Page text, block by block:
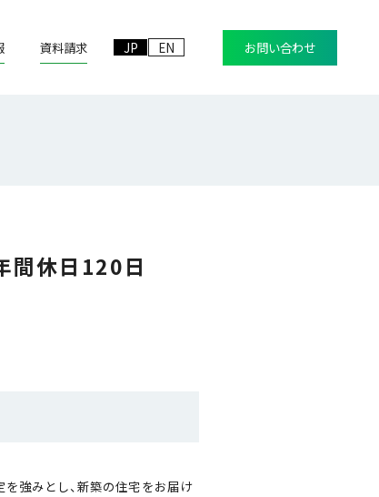
資料請求 JP EN お問い合わせ
間休日120日
強みとし、新築の住宅をお届け